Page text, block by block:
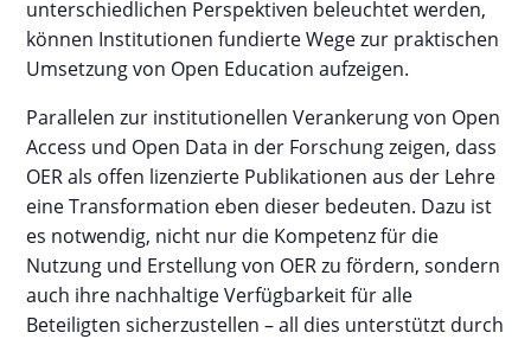
unterschiedlichen Perspektiven beleuchtet werden,
können Institutionen fundierte Wege zur praktischen
Umsetzung von Open Education aufzeigen.
Parallelen zur institutionellen Verankerung von Open
Access und Open Data in der Forschung zeigen, dass
OER als offen lizenzierte Publikationen aus der Lehre
eine Transformation eben dieser bedeuten. Dazu ist
es notwendig, nicht nur die Kompetenz für die
Nutzung und Erstellung von OER zu fördern, sondern
auch ihre nachhaltige Verfügbarkeit für alle
Beteiligten sicherzustellen – all dies unterstützt durch